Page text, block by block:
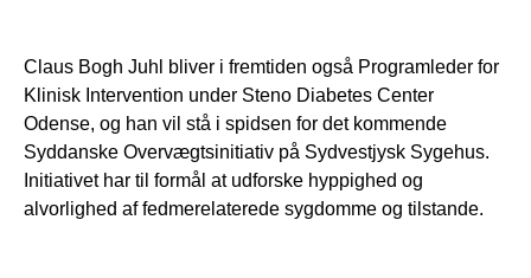
Claus Bogh Juhl bliver i fremtiden også Programleder for
Klinisk Intervention under Steno Diabetes Center
Odense, og han vil stå i spidsen for det kommende
Syddanske Overvægtsinitiativ på Sydvestjysk Sygehus.
Initiativet har til formål at udforske hyppighed og
alvorlighed af fedmerelaterede sygdomme og tilstande.